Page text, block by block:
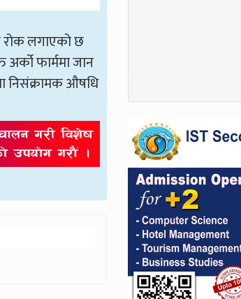
रोक लगाएको छ
फार्ममा जान
निसंक्रामक औषधि